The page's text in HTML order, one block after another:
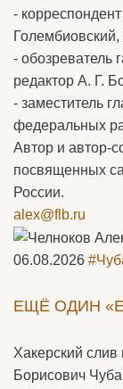
-
- обозреватель
редактор А. Г.
- заместитель
федеральных
Автор и автор-
посвященных
России.
alex@flb.ru
06.08.2026
ЕЩЁ ОДИН
Хакерский
Борисович